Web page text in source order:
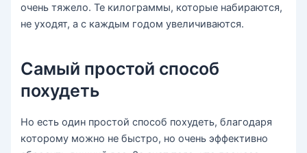
очень тяжело. Те килограммы, которые набираются,
не уходят, а с каждым годом увеличиваются.
Самый простой способ
похудеть
Но есть один простой способ похудеть, благодаря
которому можно не быстро, но очень эффективно